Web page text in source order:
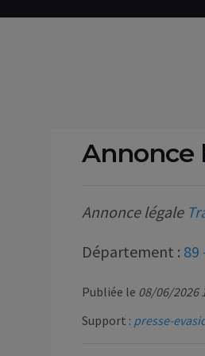
Annonce
Annonce légale
Département : 89
Publiée le 08/06/2026
Support : presse-